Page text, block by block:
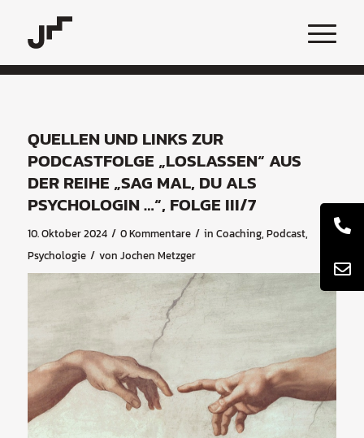
QUELLEN UND LINKS ZUR
PODCASTFOLGE „LOSLASSEN“ AUS
DER REIHE „SAG MAL, DU ALS
PSYCHOLOGIN …“, FOLGE III/7
10. Oktober 2024 / 0 Kommentare / in Coaching, Podcast,
Psychologie / von Jochen Metzger